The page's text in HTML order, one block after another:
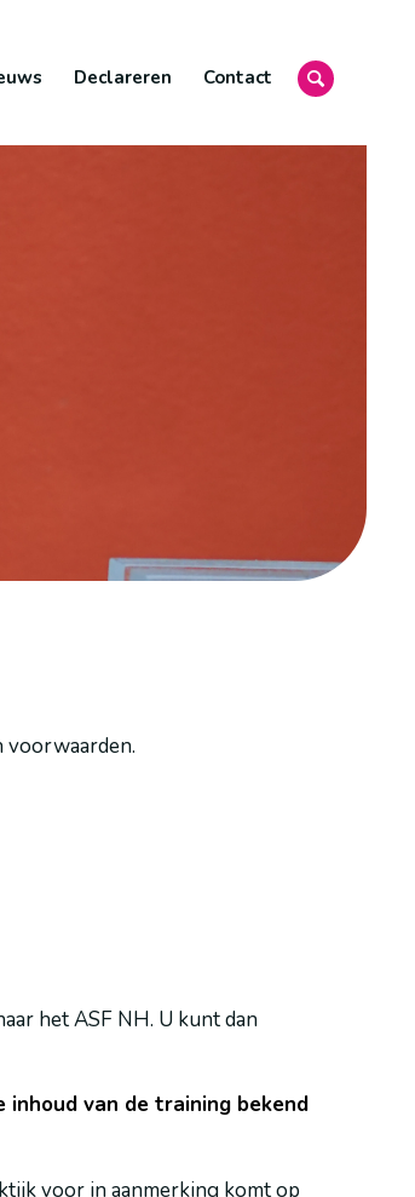
Declareren Contact
het ASF NH. U kunt dan
van de training bekend
voor in aanmerking komt op